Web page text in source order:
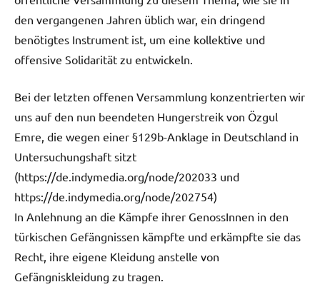
den vergangenen Jahren üblich war, ein dringend
benötigtes Instrument ist, um eine kollektive und
offensive Solidarität zu entwickeln.
Bei der letzten offenen Versammlung konzentrierten wir
uns auf den nun beendeten Hungerstreik von Özgul
Emre, die wegen einer §129b-Anklage in Deutschland in
Untersuchungshaft sitzt
(https://de.indymedia.org/node/202033 und
https://de.indymedia.org/node/202754)
In Anlehnung an die Kämpfe ihrer GenossInnen in den
türkischen Gefängnissen kämpfte und erkämpfte sie das
Recht, ihre eigene Kleidung anstelle von
Gefängniskleidung zu tragen.